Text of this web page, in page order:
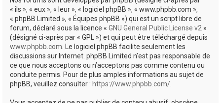
« ils », « eux », « leur », « logiciel phpBB », « www.phpbb.com »,
« phpBB Limited », « Équipes phpBB ») qui est un script libre de
forum, déclaré sous la licence « GNU General Public License v2 »
(désigné ci-après par « GPL ») et qui peut être téléchargé depuis
www.phpbb.com. Le logiciel phpBB facilite seulement les
discussions sur Internet. phpBB Limited n’est pas responsable de
ce que nous acceptons ou n’acceptons pas comme contenu ou
conduite permis. Pour de plus amples informations au sujet de
phpBB, veuillez consulter : https://www.phpbb.com/.